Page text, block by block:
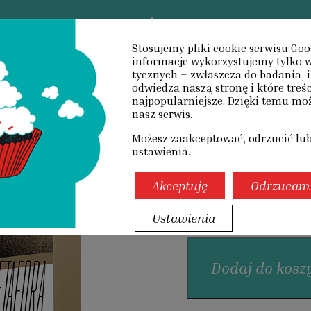
NR 2/2019
nr 2/2019
15,00
cena
wynosiła:
13,00
Dodaj do
Stosujemy pliki cookie serwisu
informacje wyko­rzystujemy tylko
tycznych – zwłaszcza do badania,
odwiedza naszą stronę i które
najpopularniejsze. Dzięki temu
nasz serwis.
Możesz zaakceptować, odrzucić
ustawienia.
Akceptuję Odrzucam
Ustawienia